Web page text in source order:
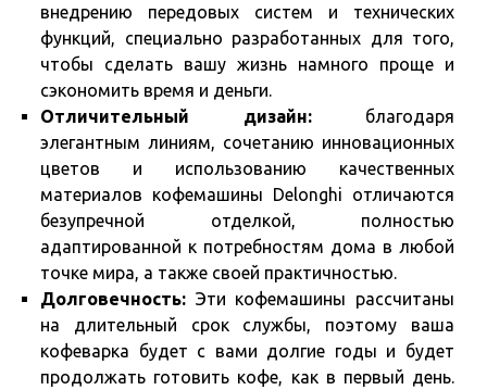
внедрению передовых систем и технических
функций, специально разработанных для того,
чтобы сделать вашу жизнь намного проще и
сэкономить время и деньги.
Отличительный дизайн:благодаря
элегантным линиям, сочетанию инновационных
цветов и использованию качественных
материалов кофемашины Delonghi отличаются
безупречной отделкой, полностью
адаптированной к потребностям дома в любой
точке мира, а также своей практичностью.
Долговечность: Эти кофемашины рассчитаны
на длительный срок службы, поэтому ваша
кофеварка будет с вами долгие годы и будет
продолжать готовить кофе, как в первый день.